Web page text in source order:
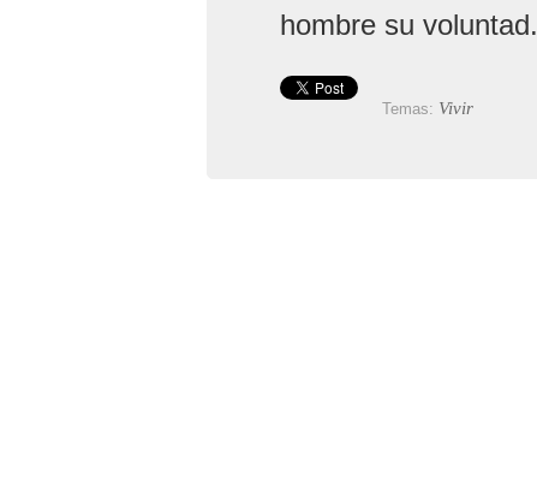
hombre su voluntad.
Temas: Vivir